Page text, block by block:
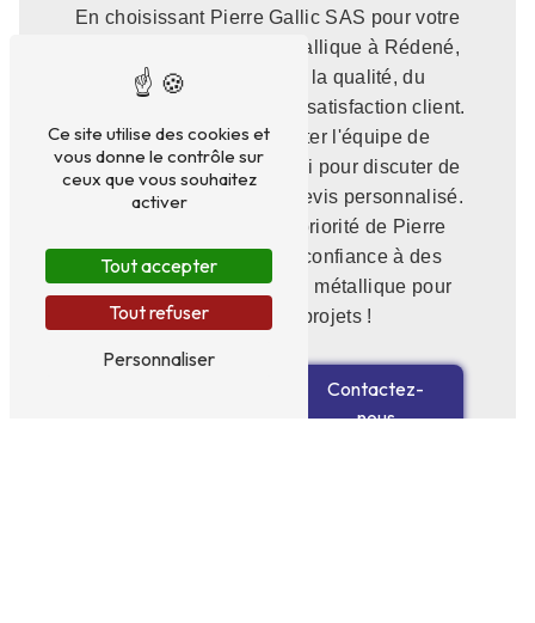
En choisissant Pierre Gallic SAS pour votre
projet de construction métallique à Rédené,
vous faites le choix de la qualité, du
professionnalisme et de la satisfaction client.
N'hésitez pas à contacter l'équipe de
l'entreprise dès aujourd'hui pour discuter de
votre projet et obtenir un devis personnalisé.
Votre satisfaction est la priorité de Pierre
Gallic SAS, alors faites confiance à des
experts de la construction métallique pour
concrétiser vos projets !
Contactez-
nous
Ce site utilise des cookies et
vous donne le contrôle sur
ceux que vous souhaitez
activer
Tout accepter
Tout refuser
Personnaliser